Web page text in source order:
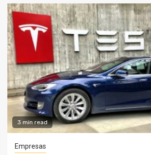
3 min read
Empresas